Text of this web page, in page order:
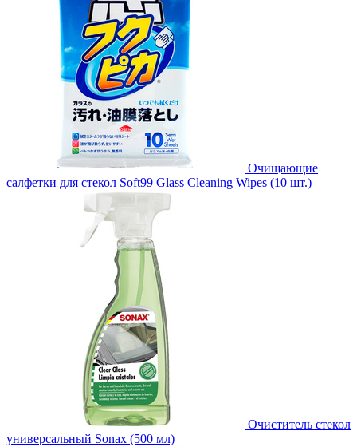
Очищающие
салфетки для стекол Soft99 Glass Cleaning Wipes (10 шт.)
Очиститель стекол
универсальный Sonax (500 мл)